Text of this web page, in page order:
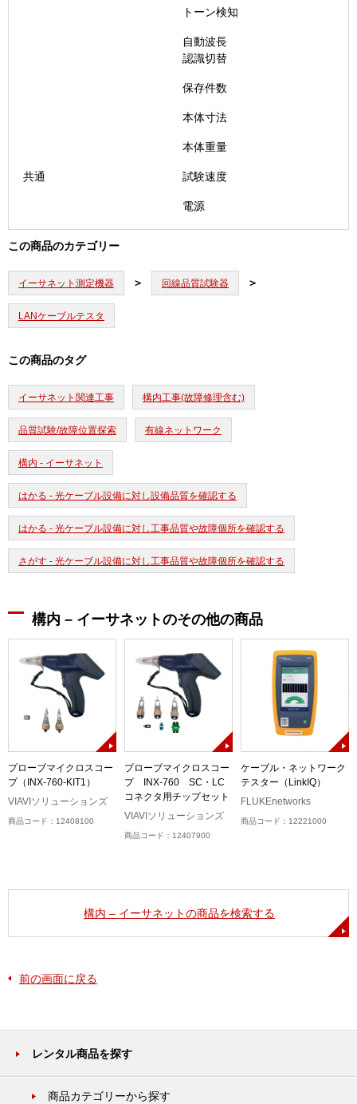
トーン検知
自動波長
認識切替
保存件数
本体寸法
本体重量
共通 試験速度
電源
この商品のカテゴリー
イーサネット測定機器 回線品質試験器
LANケーブルテスタ
この商品のタグ
イーサネット関連工事 構内工事(故障修理含む)
品質試験/故障位置探索 有線ネットワーク
構内 - イーサネット
はかる - 光ケーブル設備に対し設備品質を確認する
はかる - 光ケーブル設備に対し工事品質や故障個所を確認する
さがす - 光ケーブル設備に対し工事品質や故障個所を確認する
構内 – イーサネットのその他の商品
プローブマイクロスコー
プ（INX-760-KIT1）
VIAVIソリューションズ
商品コード：12408100
プローブマイクロスコー
プ INX-760 SC・LC
コネクタ用チップセット
VIAVIソリューションズ
商品コード：12407900
ケーブル・ネットワーク
テスター（LinkIQ）
FLUKEnetworks
商品コード：12221000
構内 – イーサネットの商品を検索する
前の画面に戻る
レンタル商品を探す
商品カテゴリーから探す